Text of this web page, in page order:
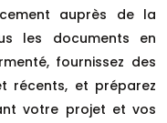
auprès de la
les documents en
fournissez des
récents, et préparez
votre projet et vos